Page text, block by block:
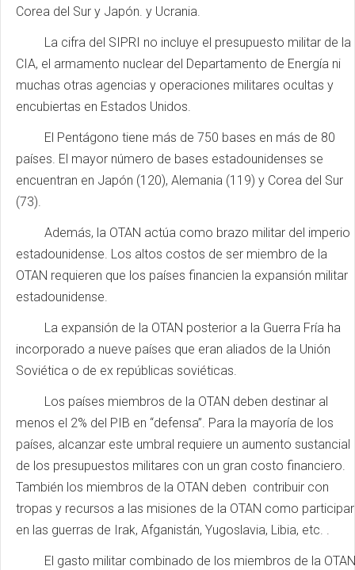
Corea del Sur y Japón. y Ucrania.
La cifra del SIPRI no incluye el presupuesto militar de la
CIA, el armamento nuclear del Departamento de Energía ni
muchas otras agencias y operaciones militares ocultas y
encubiertas en Estados Unidos.
El Pentágono tiene más de 750 bases en más de 80
países. El mayor número de bases estadounidenses se
encuentran en Japón (120), Alemania (119) y Corea del Sur
(73).
Además, la OTAN actúa como brazo militar del imperio
estadounidense. Los altos costos de ser miembro de la
OTAN requieren que los países financien la expansión militar
estadounidense.
La expansión de la OTAN posterior a la Guerra Fría ha
incorporado a nueve países que eran aliados de la Unión
Soviética o de ex repúblicas soviéticas.
Los países miembros de la OTAN deben destinar al
menos el 2% del PIB en “defensa”. Para la mayoría de los
países, alcanzar este umbral requiere un aumento sustancial
de los presupuestos militares con un gran costo financiero.
También los miembros de la OTAN deben contribuir con
tropas y recursos a las misiones de la OTAN como participar
en las guerras de Irak, Afganistán, Yugoslavia, Libia, etc. .
El gasto militar combinado de los miembros de la OTAN